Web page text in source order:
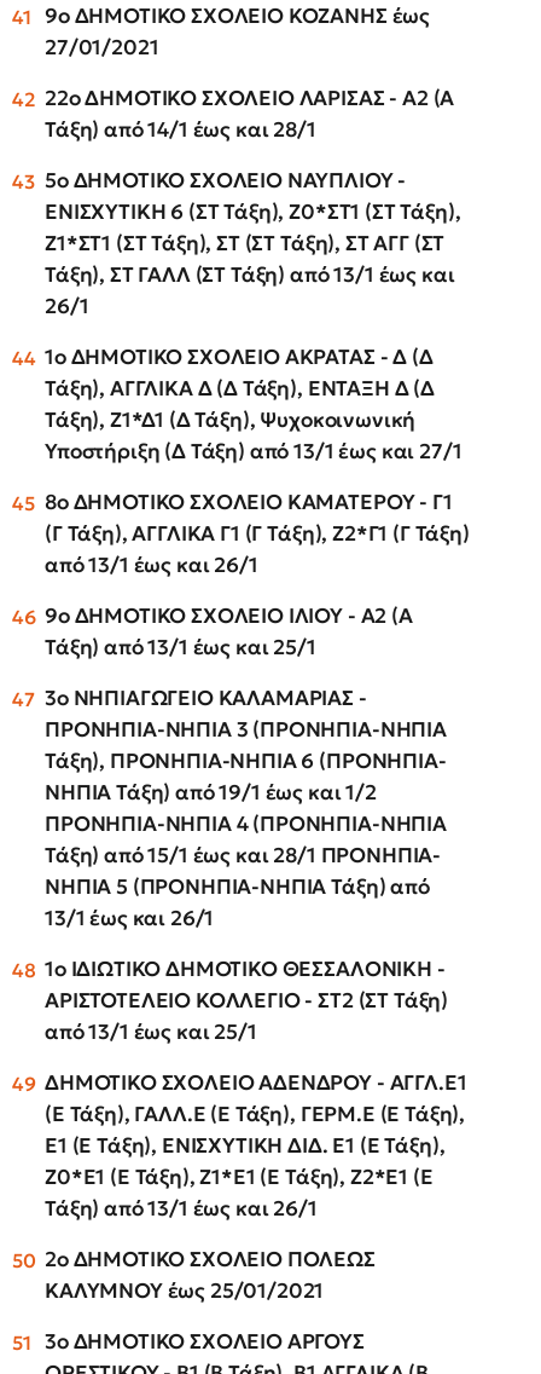
9ο ΔΗΜΟΤΙΚΟ ΣΧΟΛΕΙΟ ΚΟΖΑΝΗΣ έως
27/01/2021
22ο ΔΗΜΟΤΙΚΟ ΣΧΟΛΕΙΟ ΛΑΡΙΣΑΣ - Α2 (Α
Τάξη) από 14/1 έως και 28/1
5ο ΔΗΜΟΤΙΚΟ ΣΧΟΛΕΙΟ ΝΑΥΠΛΙΟΥ -
ΕΝΙΣΧΥΤΙΚΗ 6 (ΣΤ Τάξη), Ζ0*ΣΤ1 (ΣΤ Τάξη),
Ζ1*ΣΤ1 (ΣΤ Τάξη), ΣΤ (ΣΤ Τάξη), ΣΤ ΑΓΓ (ΣΤ
Τάξη), ΣΤ ΓΑΛΛ (ΣΤ Τάξη) από 13/1 έως και
26/1
1ο ΔΗΜΟΤΙΚΟ ΣΧΟΛΕΙΟ ΑΚΡΑΤΑΣ - Δ (Δ
Τάξη), ΑΓΓΛΙΚΑ Δ (Δ Τάξη), ΕΝΤΑΞΗ Δ (Δ
Τάξη), Ζ1*Δ1 (Δ Τάξη), Ψυχοκοινωνική
Υποστήριξη (Δ Τάξη) από 13/1 έως και 27/1
8ο ΔΗΜΟΤΙΚΟ ΣΧΟΛΕΙΟ ΚΑΜΑΤΕΡΟΥ - Γ1
(Γ Τάξη), ΑΓΓΛΙΚΑ Γ1 (Γ Τάξη), Ζ2*Γ1 (Γ Τάξη)
από 13/1 έως και 26/1
9ο ΔΗΜΟΤΙΚΟ ΣΧΟΛΕΙΟ ΙΛΙΟΥ - Α2 (Α
Τάξη) από 13/1 έως και 25/1
3ο ΝΗΠΙΑΓΩΓΕΙΟ ΚΑΛΑΜΑΡΙΑΣ -
ΠΡΟΝΗΠΙΑ-ΝΗΠΙΑ 3 (ΠΡΟΝΗΠΙΑ-ΝΗΠΙΑ
Τάξη), ΠΡΟΝΗΠΙΑ-ΝΗΠΙΑ 6 (ΠΡΟΝΗΠΙΑ-
ΝΗΠΙΑ Τάξη) από 19/1 έως και 1/2
ΠΡΟΝΗΠΙΑ-ΝΗΠΙΑ 4 (ΠΡΟΝΗΠΙΑ-ΝΗΠΙΑ
Τάξη) από 15/1 έως και 28/1 ΠΡΟΝΗΠΙΑ-
ΝΗΠΙΑ 5 (ΠΡΟΝΗΠΙΑ-ΝΗΠΙΑ Τάξη) από
13/1 έως και 26/1
1ο ΙΔΙΩΤΙΚΟ ΔΗΜΟΤΙΚΟ ΘΕΣΣΑΛΟΝΙΚΗ -
ΑΡΙΣΤΟΤΕΛΕΙΟ ΚΟΛΛΕΓΙΟ - ΣΤ2 (ΣΤ Τάξη)
από 13/1 έως και 25/1
ΔΗΜΟΤΙΚΟ ΣΧΟΛΕΙΟ ΑΔΕΝΔΡΟΥ - ΑΓΓΛ.Ε1
(Ε Τάξη), ΓΑΛΛ.Ε (Ε Τάξη), ΓΕΡΜ.Ε (Ε Τάξη),
Ε1 (Ε Τάξη), ΕΝΙΣΧΥΤΙΚΗ ΔΙΔ. Ε1 (Ε Τάξη),
Ζ0*Ε1 (Ε Τάξη), Ζ1*Ε1 (Ε Τάξη), Ζ2*Ε1 (Ε
Τάξη) από 13/1 έως και 26/1
2ο ΔΗΜΟΤΙΚΟ ΣΧΟΛΕΙΟ ΠΟΛΕΩΣ
ΚΑΛΥΜΝΟΥ έως 25/01/2021
3ο ΔΗΜΟΤΙΚΟ ΣΧΟΛΕΙΟ ΑΡΓΟΥΣ